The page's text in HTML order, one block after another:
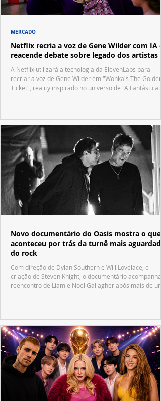
Netflix recria a voz de Gene Wilder com IA e
reacende debate sobre legado dos artistas
A Netflix utilizará a tecnologia da ElevenLabs para
recriar a voz de Gene Wilder em "Wonka's The Golden
Ticket", reality inspirado no universo de "A Fantástica
MERCADO
Novo documentário do Oasis mostra o que
aconteceu por trás da turnê mais aguardada
do rock
Com direção de Dylan Southern e Will Lovelace, e
criação de Steven Knight, o documentário acompanha
reencontro de Liam e Noel Gallagher após mais de